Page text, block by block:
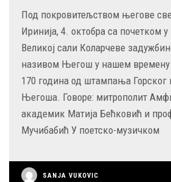
Под покровитељством његове
Иринија, 4. октобра са почетком
Великој сали Коларчеве
називом Његош у нашем времену
170 година од штампања Горског
Његоша. Говоре: митрополит
академик Матија Бећковић и
Мучибабић У поетско-музичком
SANJA VUKOVIC